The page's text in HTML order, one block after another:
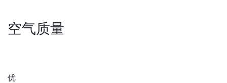
空气质量
优